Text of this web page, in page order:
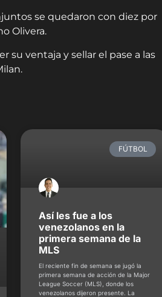
se quedaron con diez por
Olivera.
su ventaja y sellar el pase a las
FÚTBOL
Así les fue a los
venezolanos en la
primera semana de la
MLS
El reciente fin de semana se jugó la
primera semana de acción de la Major
League Soccer (MLS), donde los
venezolanos dijeron presente. La